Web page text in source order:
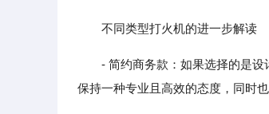
不同类型打火机的进一步解读
- 简约商务款：如果选择的是
保持一种专业且高效的态度，同时